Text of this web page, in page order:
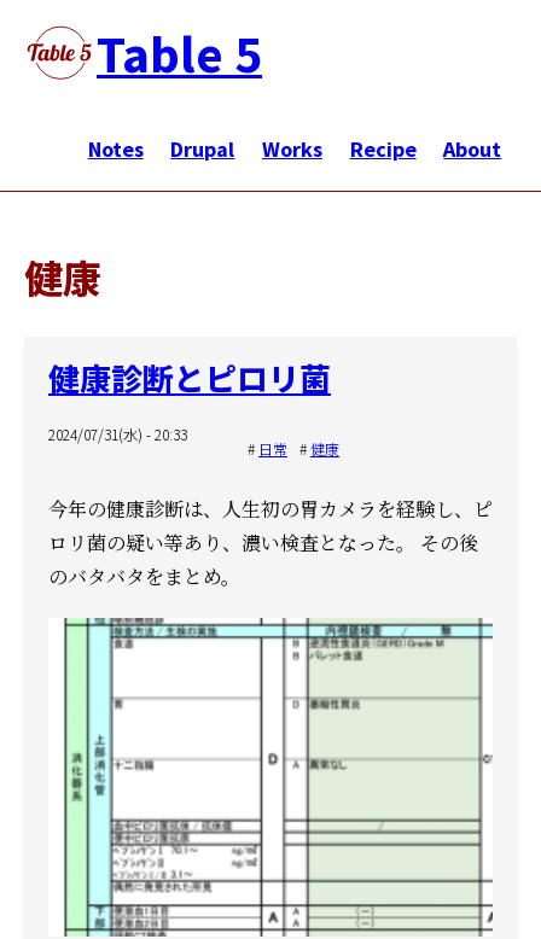
テ
Table 5
ン
ビ
ゲ
シ
ョ
ン
Notes Drupal Works Recipe About
健康
健康診断とピロリ菌
2024/07/31(水) - 20:33
日常 健康
今年の健康診断は、人生初の胃カメラを経験し、ピ
ロリ菌の疑い等あり、濃い検査となった。 その後
のバタバタをまとめ。